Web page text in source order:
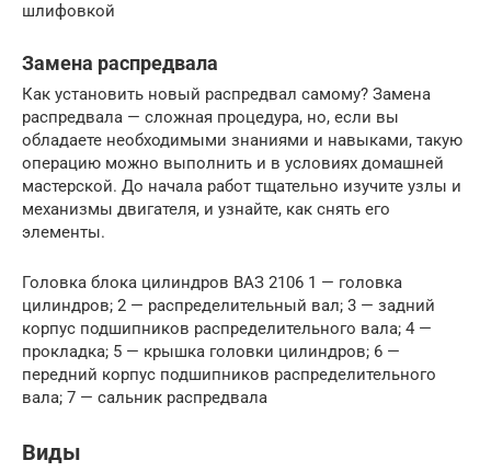
шлифовкой
Замена распредвала
Как установить новый распредвал самому? Замена
распредвала — сложная процедура, но, если вы
обладаете необходимыми знаниями и навыками, такую
операцию можно выполнить и в условиях домашней
мастерской. До начала работ тщательно изучите узлы и
механизмы двигателя, и узнайте, как снять его
элементы.
Головка блока цилиндров ВАЗ 2106 1 — головка
цилиндров; 2 — распределительный вал; 3 — задний
корпус подшипников распределительного вала; 4 —
прокладка; 5 — крышка головки цилиндров; 6 —
передний корпус подшипников распределительного
вала; 7 — сальник распредвала
Виды